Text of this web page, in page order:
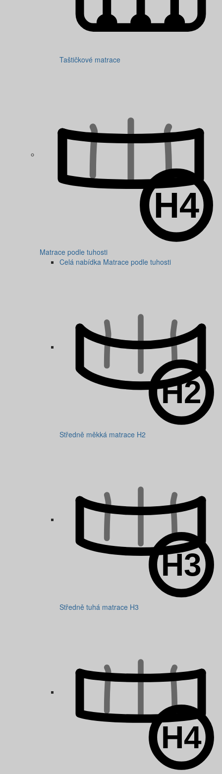
Taštičkové matrace
Matrace podle tuhosti
Celá nabídka Matrace podle tuhosti
Středně měkká matrace H2
Středně tuhá matrace H3